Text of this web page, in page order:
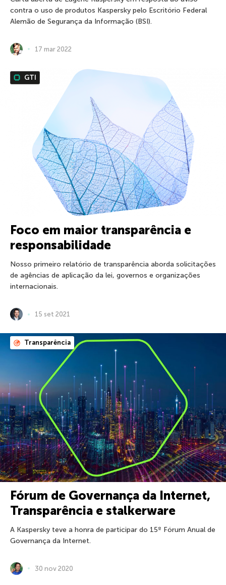
contra o uso de produtos Kaspersky pelo Escritório Federal
Alemão de Segurança da Informação (BSI).
17 mar 2022
GTI
Foco em maior transparência e
responsabilidade
Nosso primeiro relatório de transparência aborda solicitações
de agências de aplicação da lei, governos e organizações
internacionais.
15 set 2021
Transparência
Fórum de Governança da Internet,
Transparência e stalkerware
A Kaspersky teve a honra de participar do 15º Fórum Anual de
Governança da Internet.
30 nov 2020